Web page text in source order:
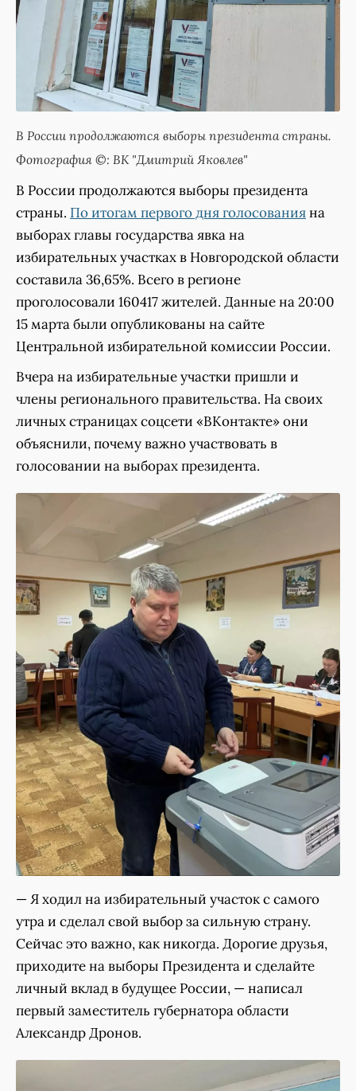
В России продолжаются выборы президента страны.
Фотография ©: ВК "Дмитрий Яковлев"
В России продолжаются выборы президента
страны. По итогам первого дня голосованияна
выборах главы государства явка на
избирательных участках в Новгородской области
составила 36,65%. Всего в регионе
проголосовали 160417 жителей. Данные на 20:00
15 марта были опубликованы на сайте
Центральной избирательной комиссии России.
Вчера на избирательные участки пришли и
члены регионального правительства. На своих
личных страницах соцсети «ВКонтакте» они
объяснили, почему важно участвовать в
голосовании на выборах президента.
— Я ходил на избирательный участок с самого
утра и сделал свой выбор за сильную страну.
Сейчас это важно, как никогда. Дорогие друзья,
приходите на выборы Президента и сделайте
личный вклад в будущее России, — написал
первый заместитель губернатора области
Александр Дронов.